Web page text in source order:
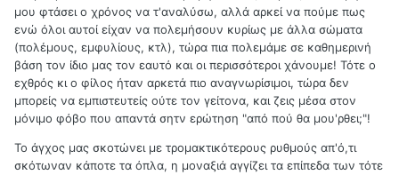
μου φτάσει ο χρόνος να τ'αναλύσω, αλλά αρκεί να πούμε πως
ενώ όλοι αυτοί είχαν να πολεμήσουν κυρίως με άλλα σώματα
(πολέμους, εμφυλίους, κτλ), τώρα πια πολεμάμε σε καθημερινή
βάση τον ίδιο μας τον εαυτό και οι περισσότεροι χάνουμε! Τότε ο
εχθρός κι ο φίλος ήταν αρκετά πιο αναγνωρίσιμοι, τώρα δεν
μπορείς να εμπιστευτείς ούτε τον γείτονα, και ζεις μέσα στον
μόνιμο φόβο που απαντά σητν ερώτηση "από πού θα μου'ρθει;"!
Το άγχος μας σκοτώνει με τρομακτικότερους ρυθμούς απ'ό,τι
σκότωναν κάποτε τα όπλα, η μοναξιά αγγίζει τα επίπεδα των τότε